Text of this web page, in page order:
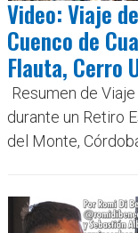
Video: Viaje
Cuenco de
Flauta, Cerro
Resumen de
durante un Retiro
del Monte,